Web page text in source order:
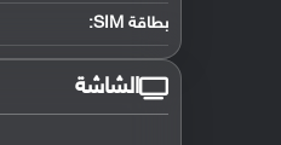
بطاقة SIM:
الشاشة